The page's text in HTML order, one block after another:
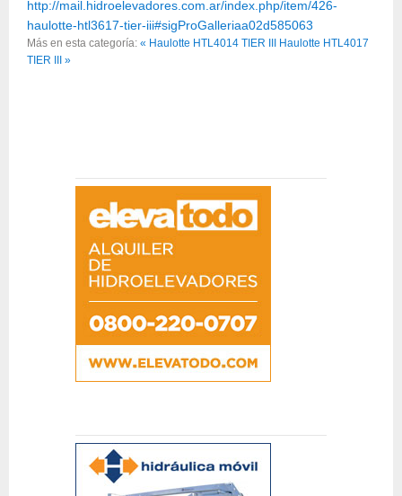
http://mail.hidroelevadores.com.ar/index.php/item/426-
haulotte-htl3617-tier-iii#sigProGalleriaa02d585063
Más en esta categoría: « Haulotte HTL4014 TIER III Haulotte HTL4017
TIER III »